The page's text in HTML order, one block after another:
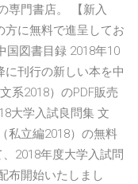
専門書店。 【新入
方に無料で進呈してお
国図書目録 2018年10
に刊行の新しい本を中
系2018）のPDF販売
大学入試良問集 文
私立編2018）の無料
2018年度大学入試問
布開始いたしまし